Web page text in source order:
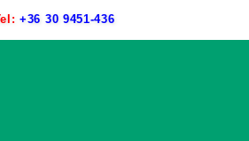
+36 30 9451-436